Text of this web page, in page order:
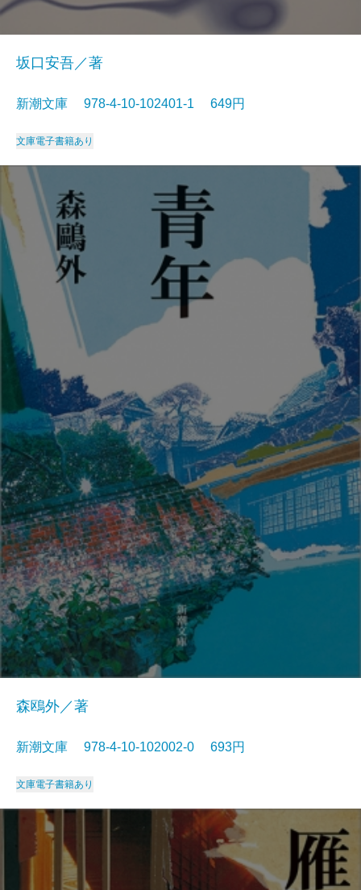
坂口安吾／著
新潮文庫 978-4-10-102401-1 649円
文庫電子書籍あり
森鴎外／著
新潮文庫 978-4-10-102002-0 693円
文庫電子書籍あり